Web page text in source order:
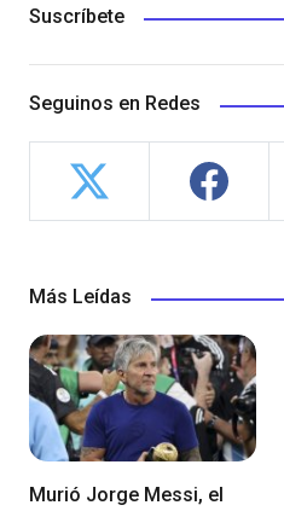
Suscríbete
Seguinos en Redes
Más Leídas
Murió Jorge Messi, el